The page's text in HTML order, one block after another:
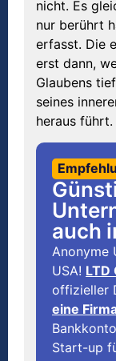
nicht. Es
nur berührt
erfasst. Die
erst dann,
Glaubens
seines
heraus führt.
auch
Anonyme
USA! LTD
offizieller
eine
Start-up